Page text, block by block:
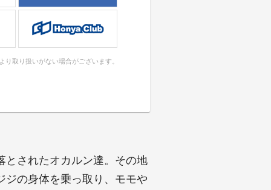
り取り扱いがない場合がございます。
とされたオカルン達。その地
ジの身体を乗っ取り、モモや